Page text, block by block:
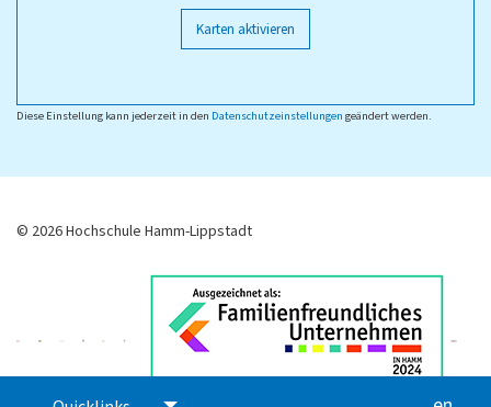
Karten aktivieren
Diese Einstellung kann jederzeit in den Datenschutzeinstellungen geändert werden.
© 2026 Hochschule Hamm-Lippstadt